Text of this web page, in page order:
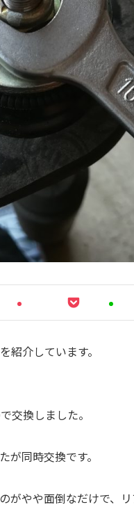
紹介しています。
交換しました。
同時交換です。
がやや面倒なだけで、